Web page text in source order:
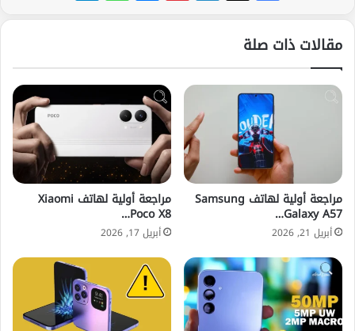
مقالات ذات صلة
مراجعة أولية لهاتف Samsung
Galaxy A57…
أبريل 21, 2026
مراجعة أولية لهاتف Xiaomi
Poco X8…
أبريل 17, 2026